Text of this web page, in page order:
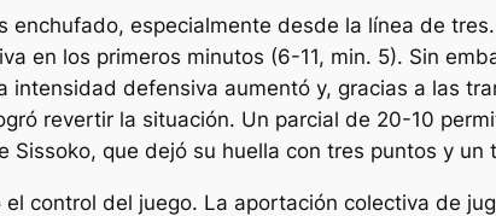
enchufado, especialmente desde la línea de
en los primeros minutos (6-11, min. 5). Sin
intensidad defensiva aumentó y, gracias a las
revertir la situación. Un parcial de 20-10
que dejó su huella con tres puntos y un
control del juego. La aportación colectiva de